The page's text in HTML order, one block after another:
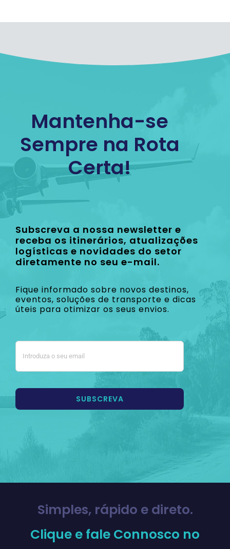
Mantenha-se
Sempre na Rota
Certa!
Subscreva a nossa newsletter e
receba os itinerários, atualizações
logísticas e novidades do setor
diretamente no seu e-mail.
Fique informado sobre novos destinos,
eventos, soluções de transporte e dicas
úteis para otimizar os seus envios.
SUBSCREVA
Simples, rápido e direto.
Clique e fale Connosco no